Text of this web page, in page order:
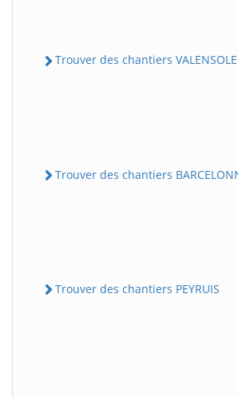
Trouver des chantiers VALENSOLE
Trouver des chantiers
Trouver des chantiers PEYRUIS